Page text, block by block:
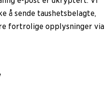
å sende taushetsbelagte,
fortrolige opplysninger via